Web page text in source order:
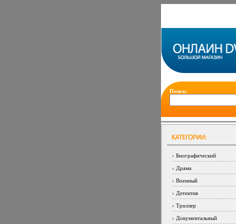
Поиск:
Биографический
Драма
Военный
Детектив
Триллер
Документальный